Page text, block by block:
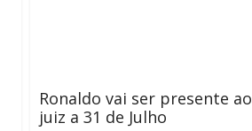
Ronaldo vai ser presente ao
juiz a 31 de Julho